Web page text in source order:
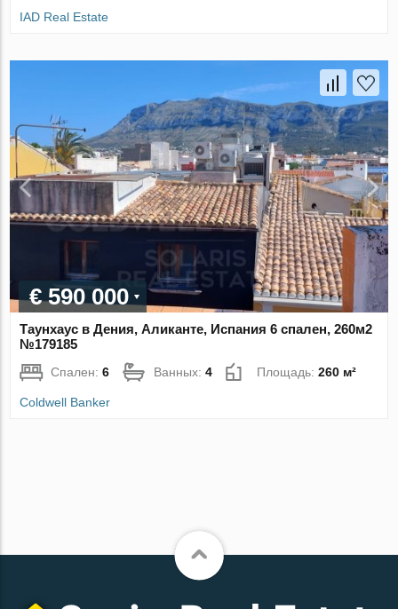
IAD Real Estate
€ 590 000
Таунхаус в Дения, Аликанте, Испания 6 спален, 260м2
№179185
Спален:6 Ванных:4 Площадь:260 м²
Coldwell Banker